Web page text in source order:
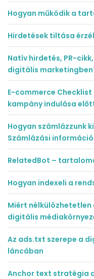
Hogyan működik a
Hirdetések tiltása
Natív hirdetés, PR-
digitális
E-commerce
kampány indulása
Hogyan számlázzunk
Számlázási
RelatedBot –
Hogyan indexeli a
Miért
digitális
Az ads.txt szerepe a
láncában
Anchor text stratégia